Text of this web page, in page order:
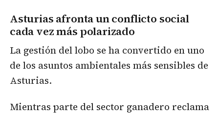
Asturias afronta un conflicto social
cada vez más polarizado
La gestión del lobo se ha convertido en uno
de los asuntos ambientales más sensibles de
Asturias.
Mientras parte del sector ganadero reclama